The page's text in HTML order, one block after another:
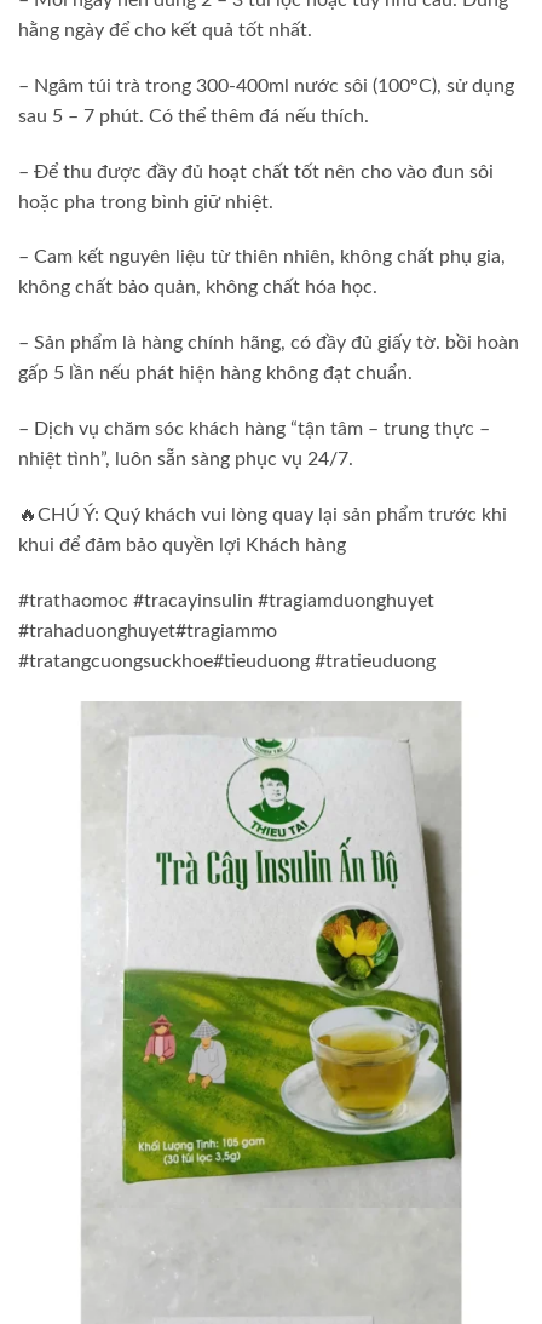
hằng ngày để cho kết quả tốt nhất.
– Ngâm túi trà trong 300-400ml nước sôi (100°C), sử dụng
sau 5 – 7 phút. Có thể thêm đá nếu thích.
– Để thu được đầy đủ hoạt chất tốt nên cho vào đun sôi
hoặc pha trong bình giữ nhiệt.
– Cam kết nguyên liệu từ thiên nhiên, không chất phụ gia,
không chất bảo quản, không chất hóa học.
– Sản phẩm là hàng chính hãng, có đầy đủ giấy tờ. bồi hoàn
gấp 5 lần nếu phát hiện hàng không đạt chuẩn.
– Dịch vụ chăm sóc khách hàng “tận tâm – trung thực –
nhiệt tình”, luôn sẵn sàng phục vụ 24/7.
🔥CHÚ Ý: Quý khách vui lòng quay lại sản phẩm trước khi
khui để đảm bảo quyền lợi Khách hàng
#trathaomoc #tracayinsulin #tragiamduonghuyet
#trahaduonghuyet#tragiammo
#tratangcuongsuckhoe#tieuduong #tratieuduong